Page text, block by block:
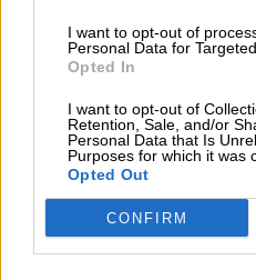
I want to opt-out of
Personal Data for
Opted In
I want to opt-out of
Retention, Sale, and/or
Personal Data that Is
Purposes for which it was
Opted Out
CONFIRM
¿Qué te ha parecido?